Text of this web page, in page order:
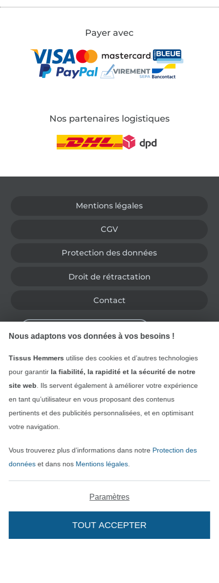
Payer avec
Nos partenaires logistiques
Mentions légales
CGV
Protection des données
Droit de rétractation
Contact
Trouvez plus d’idées
Deutsch
Nederlands
Passer à la boutique
Nous adaptons vos données à vos besoins !
Tissus Hemmers utilise des cookies et d’autres technologies
pour garantir la fiabilité, la rapidité et la sécurité de notre
site web . Ils servent également à améliorer votre expérience
en tant qu’utilisateur en vous proposant des contenus
pertinents et des publicités personnalisées, et en optimisant
votre navigation.
Vous trouverez plus d’informations dans notre Protection des
donnéeset dans nos Mentions légales.
Paramètres
TOUT ACCEPTER